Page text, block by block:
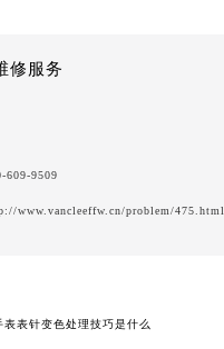
修服务
609-9509
www.vancleeffw.cn/problem/475.html
表表针变色处理技巧是什么